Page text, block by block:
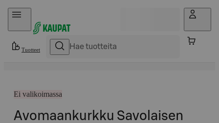
Hyppää sisältöön
Tuotteet
Ei valikoimassa
Avomaankurkku Savolaisen